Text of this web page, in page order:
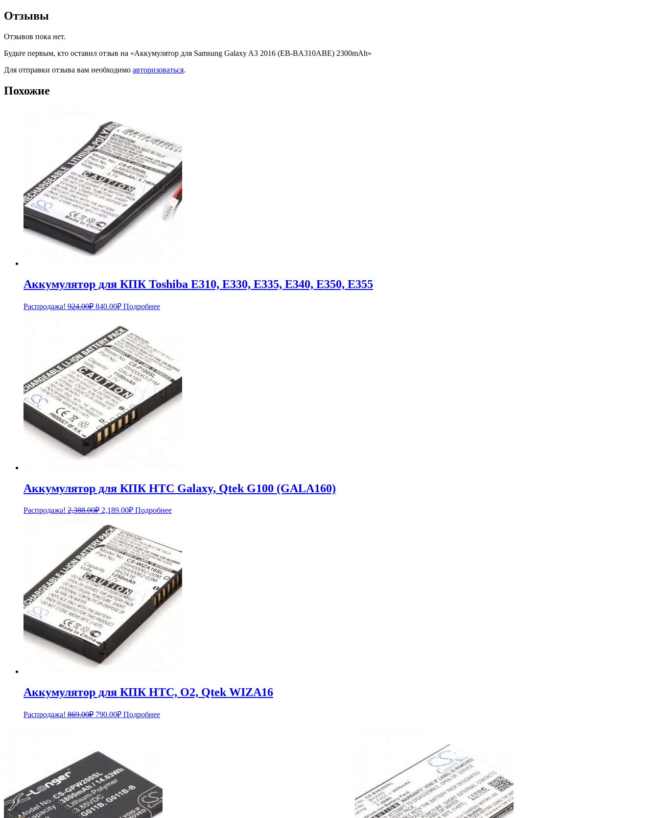
Отзывы
Отзывов пока нет.
Будьте первым, кто оставил отзыв на «Аккумулятор для Samsung Galaxy A3 2016 (EB-BA310ABE) 2300mAh»
Для отправки отзыва вам необходимо авторизоваться.
Похожие
Аккумулятор для КПК Toshiba E310, E330, E335, E340, E350, E355
Распродажа! 924.00₽ Первоначальная
924.00₽.
840.00₽Текущая
цена:
Подробнее
Аккумулятор для КПК HTC Galaxy, Qtek G100 (GALA160)
Распродажа! 2,388.00₽ Первоначальная
составляла
2,388.00₽.
2,189.00₽Текущая
Подробнее
Аккумулятор для КПК HTC, O2, Qtek WIZA16
Распродажа! 869.00₽ Первоначальная
790.00₽Текущая
цена:
Подробнее